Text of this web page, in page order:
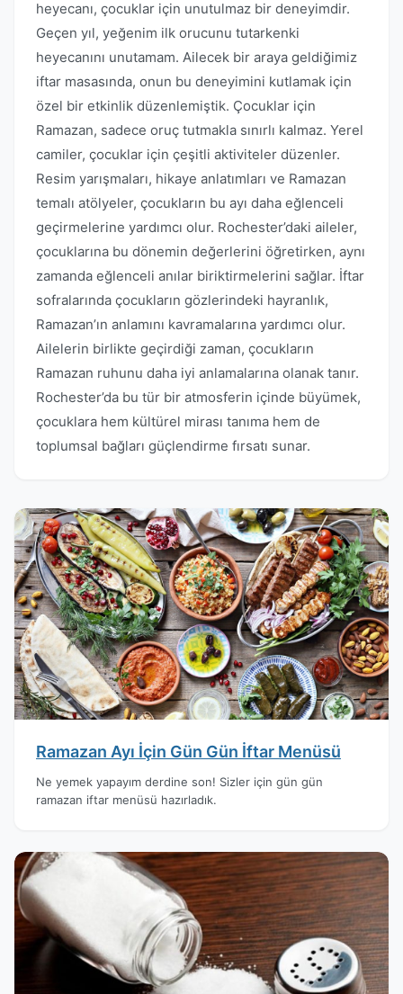
heyecanı, çocuklar için unutulmaz bir deneyimdir.
Geçen yıl, yeğenim ilk orucunu tutarkenki
heyecanını unutamam. Ailecek bir araya geldiğimiz
iftar masasında, onun bu deneyimini kutlamak için
özel bir etkinlik düzenlemiştik. Çocuklar için
Ramazan, sadece oruç tutmakla sınırlı kalmaz. Yerel
camiler, çocuklar için çeşitli aktiviteler düzenler.
Resim yarışmaları, hikaye anlatımları ve Ramazan
temalı atölyeler, çocukların bu ayı daha eğlenceli
geçirmelerine yardımcı olur. Rochester’daki aileler,
çocuklarına bu dönemin değerlerini öğretirken, aynı
zamanda eğlenceli anılar biriktirmelerini sağlar. İftar
sofralarında çocukların gözlerindeki hayranlık,
Ramazan’ın anlamını kavramalarına yardımcı olur.
Ailelerin birlikte geçirdiği zaman, çocukların
Ramazan ruhunu daha iyi anlamalarına olanak tanır.
Rochester’da bu tür bir atmosferin içinde büyümek,
çocuklara hem kültürel mirası tanıma hem de
toplumsal bağları güçlendirme fırsatı sunar.
Ramazan Ayı İçin Gün Gün İftar Menüsü
Ne yemek yapayım derdine son! Sizler için gün gün
ramazan iftar menüsü hazırladık.